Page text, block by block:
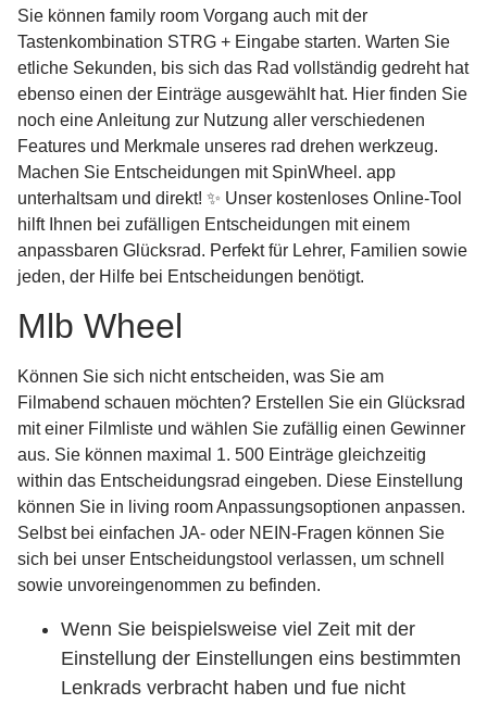
Sie können family room Vorgang auch mit der
Tastenkombination STRG + Eingabe starten. Warten Sie
etliche Sekunden, bis sich das Rad vollständig gedreht hat
ebenso einen der Einträge ausgewählt hat. Hier finden Sie
noch eine Anleitung zur Nutzung aller verschiedenen
Features und Merkmale unseres rad drehen werkzeug.
Machen Sie Entscheidungen mit SpinWheel. app
unterhaltsam und direkt! ✨ Unser kostenloses Online-Tool
hilft Ihnen bei zufälligen Entscheidungen mit einem
anpassbaren Glücksrad. Perfekt für Lehrer, Familien sowie
jeden, der Hilfe bei Entscheidungen benötigt.
Mlb Wheel
Können Sie sich nicht entscheiden, was Sie am
Filmabend schauen möchten? Erstellen Sie ein Glücksrad
mit einer Filmliste und wählen Sie zufällig einen Gewinner
aus. Sie können maximal 1. 500 Einträge gleichzeitig
within das Entscheidungsrad eingeben. Diese Einstellung
können Sie in living room Anpassungsoptionen anpassen.
Selbst bei einfachen JA- oder NEIN-Fragen können Sie
sich bei unser Entscheidungstool verlassen, um schnell
sowie unvoreingenommen zu befinden.
Wenn Sie beispielsweise viel Zeit mit der
Einstellung der Einstellungen eins bestimmten
Lenkrads verbracht haben und fue nicht